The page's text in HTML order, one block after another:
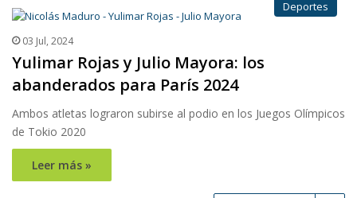
Deportes
03 Jul, 2024
Yulimar Rojas y Julio Mayora: los
abanderados para París 2024
Ambos atletas lograron subirse al podio en los Juegos Olímpicos
de Tokio 2020
Leer más »